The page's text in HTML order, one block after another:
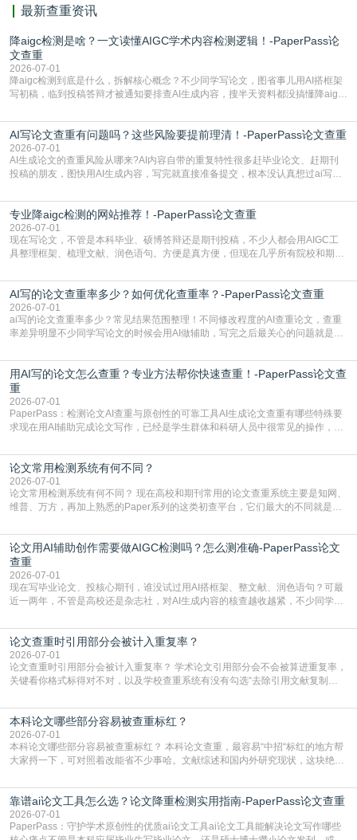
最新查重资讯
降aigc检测是啥？一文读懂AIGC学术内容检测逻辑！-PaperPass论
文查重
2026-07-01
降aigc检测到底是什么，拆解核心概念？不少同学写论文，图省事儿用AI搭框架
写初稿，临到投稿答辩才被通知要排查AI生成内容，搜半天资料都没搞懂降aigc
怕是已经入行的科研人员，不少人也搞不清降aigc检测是啥，对相关要求摸不
准。其实，降aigc检测是伴随AIGC工具在学术领域普及诞生的新需求，核心是为
了满足现在高校、期刊对AI生
AI写论文查重有问题吗？这些风险要提前理清！-PaperPass论文查重
2026-07-01
AI生成论文的查重风险从哪来?AI内容自带的重复特性很多赶毕业论文、赶期刊
投稿的朋友，图快用AI生成内容，写完就直接准备提交，根本没认真想过ai写论
自带不可忽视的查重风险。AI训练依赖海量公开的文本数据，生成内容本质是基
于训练数据的概率拼接，不是从零开始的原创创作。生成过程中，很容易复用已
有的高频公共表述，甚至直接拼接已经公开
专业降aigc检测的网站推荐！-PaperPass论文查重
2026-07-01
现在写论文，不管是本科毕业、硕博答辩还是期刊投稿，不少人都会用AIGC工
具整理框架、梳理文献、润色语句。方便是真方便，但现在几乎所有院校和期刊
五遍还是过不了预检测的大有人在，这时候，找到靠谱的降AIGC检测率的网
站，就能少走好多弯路。PaperPass：守护学术原创性的智能伙伴AIGC生成内
容的学术合规痛点去年帮一个本科师弟改
AI写的论文查重率多少？如何优化查重率？-PaperPass论文查重
2026-07-01
ai写的论文查重率多少？常见结果范围整理！不同修改程度的AI查重论文，查重
率差异明显不少同学写论文的时候会用AI做辅助，写完之后最关心的问题就是ai
实际情况和大家想的不太一样。AI训练依赖海量公开学术文献、网络内容，生成
内容本质是按照语义概率拼接已有内容，很容易和已发布的作品撞重复，甚至会
直接引用整段已有内容，所以查重率偏高是
用AI写的论文怎么查重？专业方法帮你快速查重！-PaperPass论文查
重
2026-07-01
PaperPass：检测论文AI查重与原创性的可靠工具AI生成论文查重有哪些特殊要
求现在用AI辅助完成论文写作，已经是学生群体和科研人员中很常见的操作，不
但很多人忽略了，AI生成的内容天生带有重复风险——训练AI的数据集本身就包
含大量已公开的学术内容、网络原创内容，AI输出内容时很容易无意识拼接出重
复片
论文常用检测系统有何不同？
2026-07-01
论文常用检测系统有何不同？ 现在高校和期刊常用的论文查重系统主要是知网、
维普、万方，再加上熟悉的Paper系列的这类初查平台，它们最大的不同就是数
查数值误导。知网（CNKI）是学校定稿检测的绝对主流。本科用PMLC，含大学
生联合比对库，能比历届学长论文，硕博用VIP/TMLC，含学术论文联合比对
库，期刊投稿用AMLMC/SML
论文用AI辅助创作需要做AIGC检测吗？怎么测准确-PaperPass论文
查重
2026-07-01
现在写毕业论文、投核心期刊，谁没试过用AI搭框架、整文献、润色语句？可最
近一两年，不管是高校还是杂志社，对AI生成内容的核查越收越紧，不少同学投
真的太亏。提前做AIGC检测，已经成了很多过来人交稿前必做的一步。为什么
AIGC检测成了论文答辩投稿前的必备项？可能还有不少人觉得，我就用AI搭了个
框架，内容都是自己写的，至于做AIG
论文查重时引用部分会被计入重复率？
2026-07-01
论文查重时引用部分会被计入重复率？ 学术论文引用部分会不会被算进重复率，
关键看你格式标得对不对，以及学校查重系统有没有勾选“去除引用文献复制
独占一行，每条文献用[1][2]方括号编号、与正文一一对应，著录项符合GB/T
7714（作者、题名、刊名、年、卷期、页码齐全，标点用半角）；查重系统识别
成功后通常把这段标为引用，
本科论文哪些部分容易被查重标红？
2026-07-01
本科论文哪些部分容易被查重标红？ 本科论文查重，最容易“中招“标红的地方帮
大家捋一下，可对照着改能省不少事哈。文献综述和国内外研究现状，这块绝对
乎一模一样的话，你要是直接复制百度百科、教材或别人写好的综述段落，系统
一抓一个准，整段飘红。研究背景、意义和方法描述也是不可避免，比如“本文采
用问卷调查法““运用SPSS软件进行数据分
靠谱ai论文工具怎么选？论文降重检测实用指南-PaperPass论文查重
2026-07-01
PaperPass：守护学术原创性的优质ai论文工具ai论文工具能解决论文写作哪些